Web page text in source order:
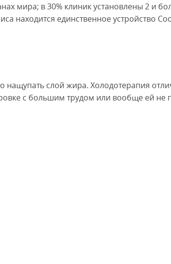
мира; в 30% клиник установлены 2 и
находится единственное устройство
слой жира. Холодотерапия
с большим трудом или вообще ей не